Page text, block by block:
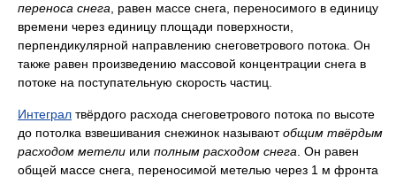
переноса снега , равен массе снега, переносимого в единицу
времени через единицу площади поверхности,
перпендикулярной направлению снеговетрового потока. Он
также равен произведению массовой концентрации снега в
потоке на поступательную скорость частиц.
Интеграл твёрдого расхода снеговетрового потока по высоте
до потолка взвешивания снежинок называютобщим твёрдым
расходом метели или полным расходом снега . Он равен
общей массе снега, переносимой метелью через 1 м фронта